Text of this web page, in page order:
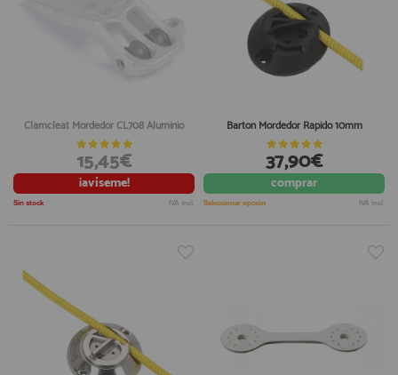
Clamcleat Mordedor CL708 Aluminio
15,45€
¡avíseme!
Sin stock IVA incl.
Barton Mordedor Rapido 10mm
37,90€
comprar
Seleccionar opción IVA incl.